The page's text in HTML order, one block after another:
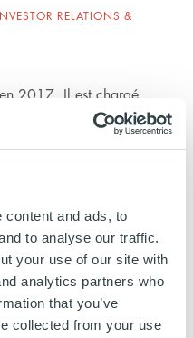
content and ads, to
to analyse our traffic.
your use of our site with
analytics partners who
that you’ve
collected from your use
RELATIONS &
2017. Il est chargé
institutionnels en
de fonds, la gestion
Ardian, il a
d'investissement
il a contribué à la
distribution de
chez Guggenheim
carrière dans la